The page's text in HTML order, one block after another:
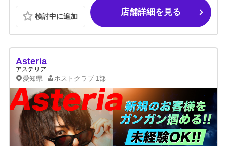
検討中に追加 店舗詳細を見る
Asteria
アステリア
愛知県 ホストクラブ 1部